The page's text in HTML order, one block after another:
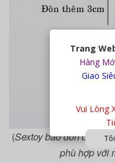
(Sextoy bao đôn dên
phù hợp với
Trang
Hàng
Giao
Vui Lòng